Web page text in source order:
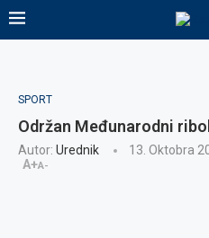
SPORT
Održan Međunarodni
Autor: Urednik 13. Oktobra
A+A-